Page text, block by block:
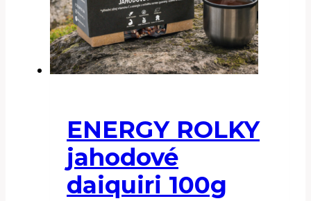
ENERGY ROLKY
jahodové
daiquiri 100g